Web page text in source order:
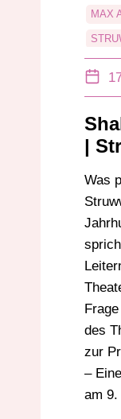
MAX
|
Was
des
zur
–
am